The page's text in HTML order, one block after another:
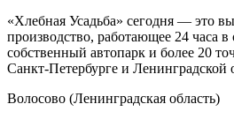
«Хлебная Усадьба» сегодня — это
производство, работающее 24 часа
собственный автопарк и более 20
Санкт-Петербурге и Ленинградской
Волосово (Ленинградская область)